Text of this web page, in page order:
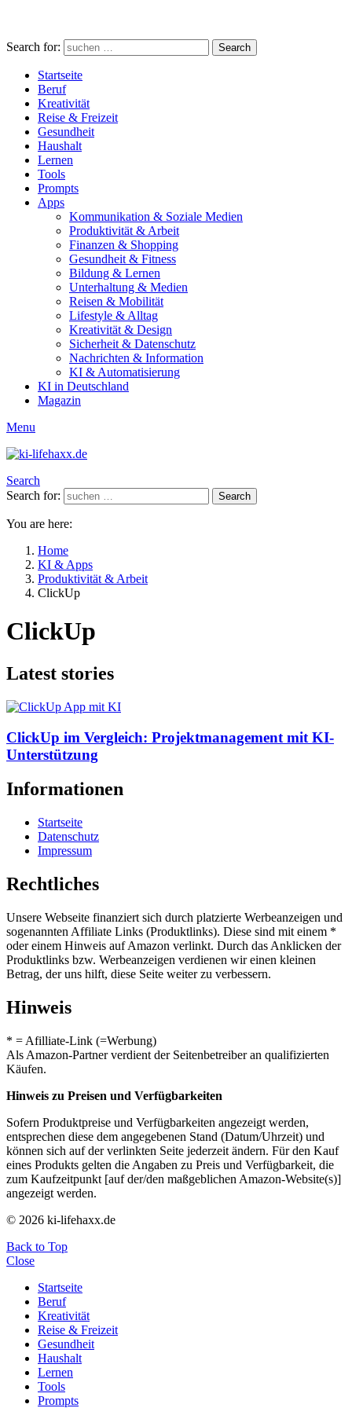
Search for: Search
Startseite
Beruf
Kreativität
Reise & Freizeit
Gesundheit
Haushalt
Lernen
Tools
Prompts
Apps
Kommunikation & Soziale Medien
Produktivität & Arbeit
Finanzen & Shopping
Gesundheit & Fitness
Bildung & Lernen
Unterhaltung & Medien
Reisen & Mobilität
Lifestyle & Alltag
Kreativität & Design
Sicherheit & Datenschutz
Nachrichten & Information
KI & Automatisierung
KI in Deutschland
Magazin
Menu
Search
Search for:
Search
You are here:
Home
KI & Apps
Produktivität & Arbeit
ClickUp
ClickUp
Latest stories
ClickUp im Vergleich: Projektmanagement mit KI-
Unterstützung
Informationen
Startseite
Datenschutz
Impressum
Rechtliches
Unsere Webseite finanziert sich durch platzierte Werbeanzeigen und
sogenannten Affiliate Links (Produktlinks). Diese sind mit einem *
oder einem Hinweis auf Amazon verlinkt. Durch das Anklicken der
Produktlinks bzw. Werbeanzeigen verdienen wir einen kleinen
Betrag, der uns hilft, diese Seite weiter zu verbessern.
Hinweis
* = Afilliate-Link (=Werbung)
Als Amazon-Partner verdient der Seitenbetreiber an qualifizierten
Käufen.
Hinweis zu Preisen und Verfügbarkeiten
Sofern Produktpreise und Verfügbarkeiten angezeigt werden,
entsprechen diese dem angegebenen Stand (Datum/Uhrzeit) und
können sich auf der verlinkten Seite jederzeit ändern. Für den Kauf
eines Produkts gelten die Angaben zu Preis und Verfügbarkeit, die
zum Kaufzeitpunkt [auf der/den maßgeblichen Amazon-Website(s)]
angezeigt werden.
© 2026 ki-lifehaxx.de
Back to Top
Close
Startseite
Beruf
Kreativität
Reise & Freizeit
Gesundheit
Haushalt
Lernen
Tools
Prompts